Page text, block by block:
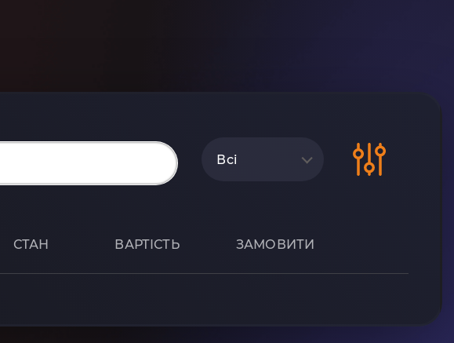
Всі
СТАН ВАРТІСТЬ ЗАМОВИТИ